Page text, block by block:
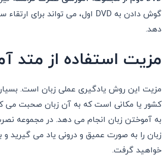
گوش دادن به DVD
دهد.
مزیت استفاده از
مزیت این روش یادگیری عملی زبان است.
کشور یا مکانی است که به آن زبان صحبت می
به آموختن زبان انجام می دهد. در مجموعه
زبان را به صورت عمیق و درونی یاد می گیرید و
خواهید گرفت.